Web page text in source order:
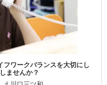
フワークバランスを大切にし
ませんか？